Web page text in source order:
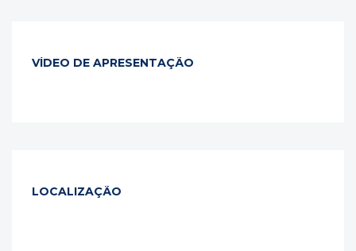
VÍDEO DE APRESENTAÇÃO
LOCALIZAÇÃO